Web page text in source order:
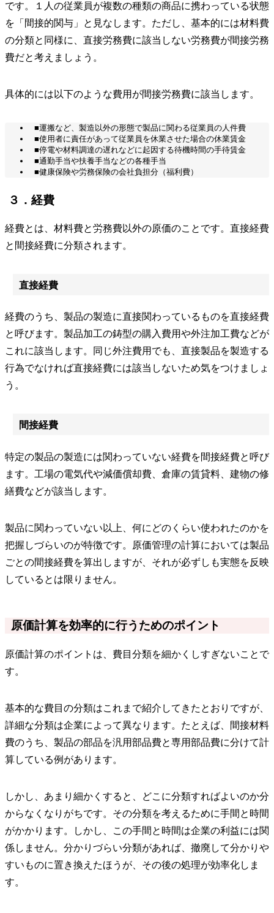
です。１人の従業員が複数の種類の商品に携わっている状態
を「間接的関与」と見なします。ただし、基本的には材料費
の分類と同様に、直接労務費に該当しない労務費が間接労務
費だと考えましょう。
具体的には以下のような費用が間接労務費に該当します。
■運搬など、製造以外の形態で製品に関わる従業員の人件費
■使用者に責任があって従業員を休業させた場合の休業賃金
■停電や材料調達の遅れなどに起因する待機時間の手待賃金
■通勤手当や扶養手当などの各種手当
■健康保険や労務保険の会社負担分（福利費）
３．経費
経費とは、材料費と労務費以外の原価のことです。直接経費
と間接経費に分類されます。
直接経費
経費のうち、製品の製造に直接関わっているものを直接経費
と呼びます。製品加工の鋳型の購入費用や外注加工費などが
これに該当します。同じ外注費用でも、直接製品を製造する
行為でなければ直接経費には該当しないため気をつけましょ
う。
間接経費
特定の製品の製造には関わっていない経費を間接経費と呼び
ます。工場の電気代や減価償却費、倉庫の賃貸料、建物の修
繕費などが該当します。
製品に関わっていない以上、何にどのくらい使われたのかを
把握しづらいのが特徴です。原価管理の計算においては製品
ごとの間接経費を算出しますが、それが必ずしも実態を反映
しているとは限りません。
原価計算を効率的に行うためのポイント
原価計算のポイントは、費目分類を細かくしすぎないことで
す。
基本的な費目の分類はこれまで紹介してきたとおりですが、
詳細な分類は企業によって異なります。たとえば、間接材料
費のうち、製品の部品を汎用部品費と専用部品費に分けて計
算している例があります。
しかし、あまり細かくすると、どこに分類すればよいのか分
からなくなりがちです。その分類を考えるために手間と時間
がかかります。しかし、この手間と時間は企業の利益には関
係しません。分かりづらい分類があれば、撤廃して分かりや
すいものに置き換えたほうが、その後の処理が効率化しま
す。